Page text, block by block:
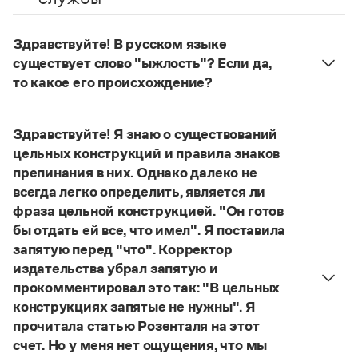
Словари русского языка как государственного
Справочники
Правила русской орфографии и пунктуации
для школьников
Письмовник
Справочник по пунктуации
Словарь-справочник трудностей
Справочник по фразеологии
Азбучные истины
Словарь-справочник непростые слова
Все справочники портала
Журнал
Новости и события
Управление в русском языке
Словарь методических терминов
Правила русской орфографии и пунктуации
Здравствуйте! В русском языке
существует слово "ыжлость"? Если да,
то какое его происхождение?
Нет, не существует и не существовало. Это
Страница ответа
Здравствуйте! Я знаю о существований
цельных конструкций и правила знаков
препинания в них. Однако далеко не
всегда легко определить, является ли
фраза цельной конструкцией. "Он готов
бы отдать ей все, что имел". Я поставила
запятую перед "что". Корректор
издательства убрал запятую и
прокомментировал это так: "В цельных
конструкциях запятые не нужны". Я
прочитала статью Розенталя на этот
счет. Но у меня нет ощущения, что мы